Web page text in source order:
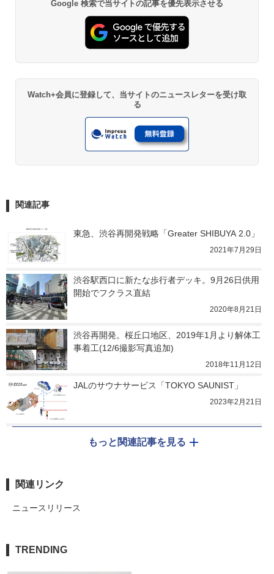
Google 検索で当サイトの記事を優先表示させる
Watch+会員に登録して、当サイトのニュースレターを受け取
る
関連記事
東急、渋谷再開発戦略「Greater SHIBUYA 2.0」
2021年7月29日
渋谷駅西口に新たな歩行者デッキ。9月26日供用
開始でフクラス直結
2020年8月21日
渋谷再開発。桜丘口地区、2019年1月より解体工
事着工(12/6撮影写真追加)
2018年11月12日
JALのサウナサービス「TOKYO SAUNIST」
2023年2月21日
もっと関連記事を見る
関連リンク
ニュースリリース
TRENDING